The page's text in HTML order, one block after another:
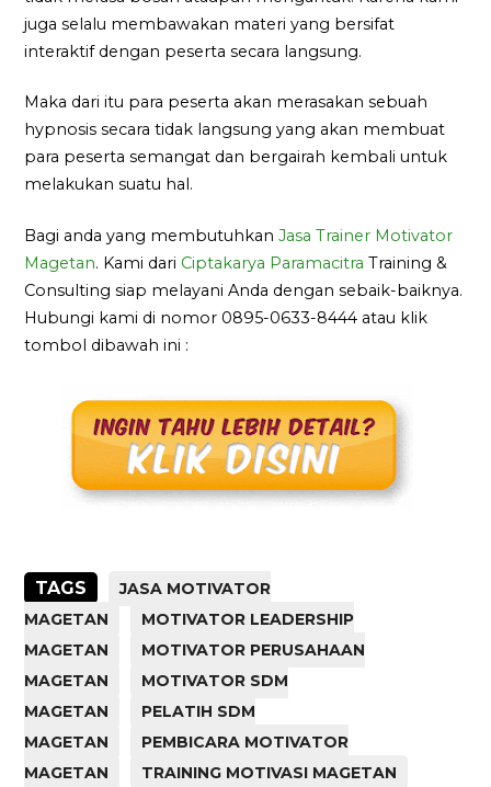
juga selalu membawakan materi yang bersifat
interaktif dengan peserta secara langsung.
Maka dari itu para peserta akan merasakan sebuah
hypnosis secara tidak langsung yang akan membuat
para peserta semangat dan bergairah kembali untuk
melakukan suatu hal.
Bagi anda yang membutuhkanJasa Trainer Motivator
Magetan. Kami dari Ciptakarya Paramacitra Training &
Consulting siap melayani Anda dengan sebaik-baiknya.
Hubungi kami di nomor 0895-0633-8444 atau klik
tombol dibawah ini :
TAGS
JASA MOTIVATOR
MAGETAN
MOTIVATOR LEADERSHIP
MAGETAN
MOTIVATOR PERUSAHAAN
MAGETAN
MOTIVATOR SDM
MAGETAN
PELATIH SDM
MAGETAN
PEMBICARA MOTIVATOR
MAGETAN
TRAINING MOTIVASI MAGETAN